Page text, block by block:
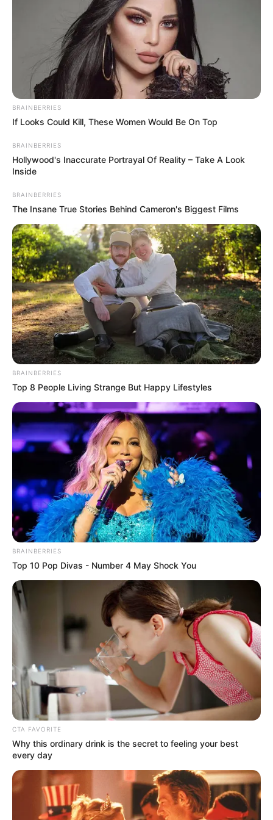
Σε κλάσματα δευτερολέπτου σπάει την
γυάλινη πόρτα και μπαίνει στο μίνι μάρκετ
σαν να μην συμβαίνει τίποτα. Μέσα σε λίγα
δευτερόλεπτα αφαίρεσε το συρτάρι της
ταμειακής μηχανής καθώς και πακέτα με
τσιγάρα. Τα αρπάζει και χάνεται στα στενά
στηΧαλκίδα
Περισσότερα νέα από την Εύβοια
Εύβοια: Θλίψη για γνωστό επαγγελματία που
έφυγε από την ζωή
ΣΟΚ: Γυναίκα έπεσε από την υψηλή γέφυρα
Χαλκίδας
Εύβοια: Θλίψη για γνωστό επαγγελματία που
έφυγε από την ζωή
Ακολουθήστε το evianews.com στοGoogle
News
ΤΑ ΠΙΟ ΔΗΜΟΦΙΛΗ
BRAINBERRIES
If Looks Could Kill, These Women Would Be On Top
BRAINBERRIES
Hollywood's Inaccurate Portrayal Of Reality – Take A Look
Inside
BRAINBERRIES
The Insane True Stories Behind Cameron's Biggest Films
BRAINBERRIES
Top 8 People Living Strange But Happy Lifestyles
BRAINBERRIES
Top 10 Pop Divas - Number 4 May Shock You
CTA FAVORITE
Why this ordinary drink is the secret to feeling your best
every day